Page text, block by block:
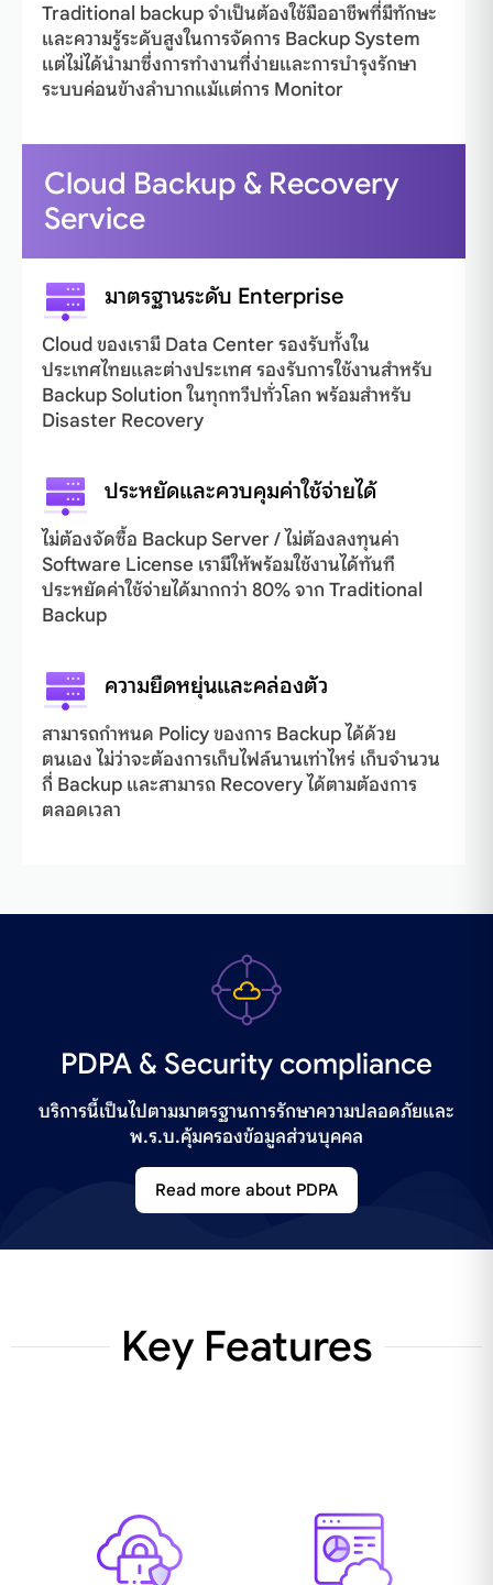
Traditional backup จำเป็นต้องใช้มืออาชีพที่มีทักษะ
และความรู้ระดับสูงในการจัดการ Backup System
แต่ไม่ได้นำมาซึ่งการทำงานที่ง่ายและการบำรุงรักษา
ระบบค่อนข้างลำบากแม้แต่การ Monitor
Cloud Backup & Recovery
Service
มาตรฐานระดับ Enterprise
Cloud ของเรามี Data Center รองรับทั้งใน
ประเทศไทยและต่างประเทศ รองรับการใช้งานสำหรับ
Backup Solution ในทุกทวีปทั่วโลก พร้อมสำหรับ
Disaster Recovery
ประหยัดและควบคุมค่าใช้จ่ายได้
ไม่ต้องจัดซื้อ Backup Server / ไม่ต้องลงทุนค่า
Software License เรามีให้พร้อมใช้งานได้ทันที
ประหยัดค่าใช้จ่ายได้มากกว่า 80% จาก Traditional
Backup
ความยืดหยุ่นและคล่องตัว
สามารถกำหนด Policy ของการ Backup ได้ด้วย
ตนเอง ไม่ว่าจะต้องการเก็บไฟล์นานเท่าไหร่ เก็บจำนวน
กี่ Backup และสามารถ Recovery ได้ตามต้องการ
ตลอดเวลา
PDPA & Security compliance
บริการนี้เป็นไปตามมาตรฐานการรักษาความปลอดภัยและ
พ.ร.บ.คุ้มครองข้อมูลส่วนบุคคล
Read more about PDPA
Key Features